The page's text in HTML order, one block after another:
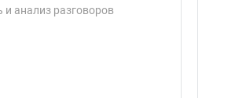
и анализ разговоров